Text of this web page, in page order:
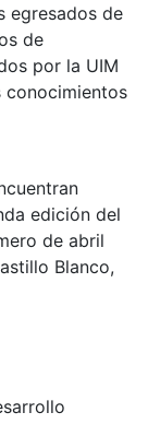
egresados de
de
por la UIM
conocimientos
edición del
de abril
Blanco,